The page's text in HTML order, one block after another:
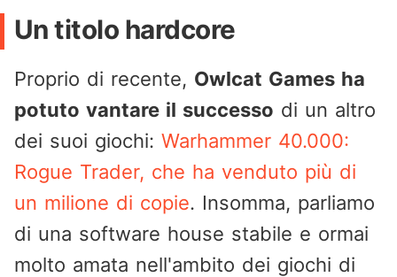
Un titolo hardcore
Proprio di recente, Owlcat Games ha
potuto vantare il successo di un altro
dei suoi giochi: Warhammer 40.000:
Rogue Trader, che ha venduto più di
un milione di copie. Insomma, parliamo
di una software house stabile e ormai
molto amata nell'ambito dei giochi di